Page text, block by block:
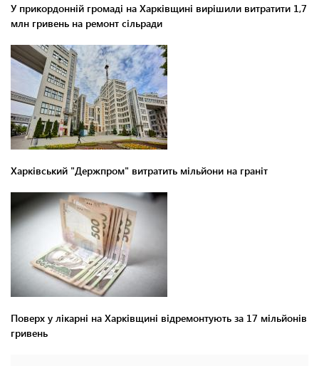
У прикордонній громаді на Харківщині вирішили витратити 1,7
млн гривень на ремонт сільради
Харківський "Держпром" витратить мільйони на граніт
Поверх у лікарні на Харківщині відремонтують за 17 мільйонів
гривень